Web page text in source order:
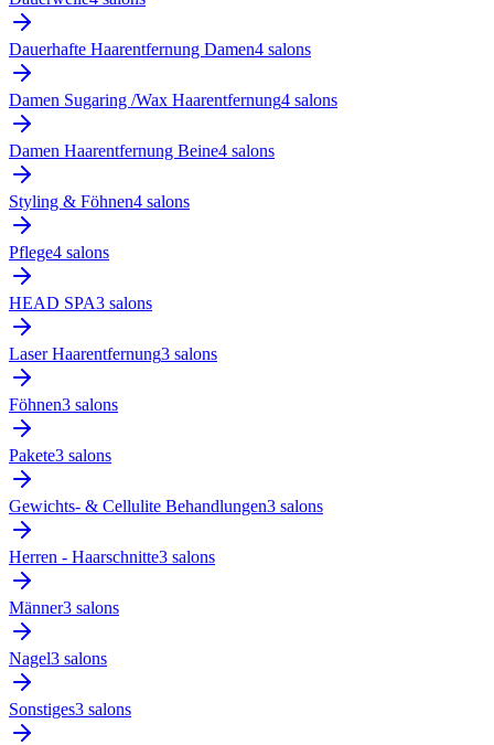
Dauerhafte Haarentfernung Damen4 salons
Damen Sugaring /Wax Haarentfernung4 salons
Damen Haarentfernung Beine4 salons
Styling & Föhnen4 salons
Pflege4 salons
HEAD SPA3 salons
Laser Haarentfernung3 salons
Föhnen3 salons
Pakete3 salons
Gewichts- & Cellulite Behandlungen3 salons
Herren - Haarschnitte3 salons
Männer3 salons
Nagel3 salons
Sonstiges3 salons